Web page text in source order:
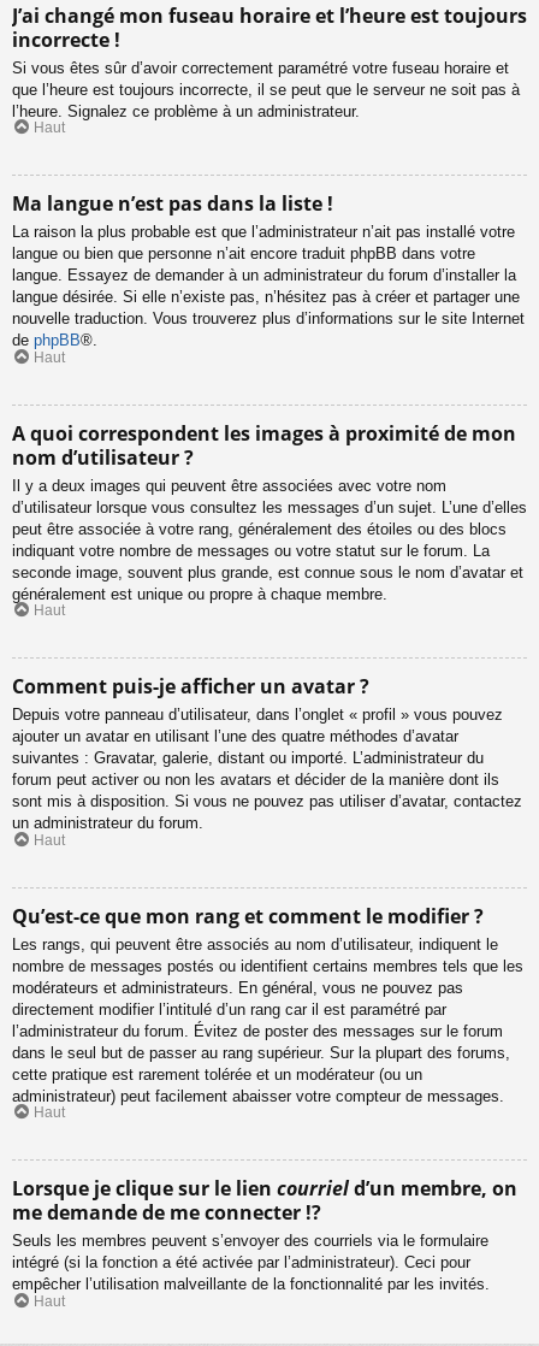
J’ai changé mon fuseau horaire et l’heure est toujours
incorrecte !
Si vous êtes sûr d’avoir correctement paramétré votre fuseau horaire et
que l’heure est toujours incorrecte, il se peut que le serveur ne soit pas à
l’heure. Signalez ce problème à un administrateur.
Haut
Ma langue n’est pas dans la liste !
La raison la plus probable est que l’administrateur n’ait pas installé votre
langue ou bien que personne n’ait encore traduit phpBB dans votre
langue. Essayez de demander à un administrateur du forum d’installer la
langue désirée. Si elle n’existe pas, n’hésitez pas à créer et partager une
nouvelle traduction. Vous trouverez plus d’informations sur le site Internet
de phpBB®.
Haut
A quoi correspondent les images à proximité de mon
nom d’utilisateur ?
Il y a deux images qui peuvent être associées avec votre nom
d’utilisateur lorsque vous consultez les messages d’un sujet. L’une d’elles
peut être associée à votre rang, généralement des étoiles ou des blocs
indiquant votre nombre de messages ou votre statut sur le forum. La
seconde image, souvent plus grande, est connue sous le nom d’avatar et
généralement est unique ou propre à chaque membre.
Haut
Comment puis-je afficher un avatar ?
Depuis votre panneau d’utilisateur, dans l’onglet « profil » vous pouvez
ajouter un avatar en utilisant l’une des quatre méthodes d’avatar
suivantes : Gravatar, galerie, distant ou importé. L’administrateur du
forum peut activer ou non les avatars et décider de la manière dont ils
sont mis à disposition. Si vous ne pouvez pas utiliser d’avatar, contactez
un administrateur du forum.
Haut
Qu’est-ce que mon rang et comment le modifier ?
Les rangs, qui peuvent être associés au nom d’utilisateur, indiquent le
nombre de messages postés ou identifient certains membres tels que les
modérateurs et administrateurs. En général, vous ne pouvez pas
directement modifier l’intitulé d’un rang car il est paramétré par
l’administrateur du forum. Évitez de poster des messages sur le forum
dans le seul but de passer au rang supérieur. Sur la plupart des forums,
cette pratique est rarement tolérée et un modérateur (ou un
administrateur) peut facilement abaisser votre compteur de messages.
Haut
Lorsque je clique sur le lien courrield’un membre, on
me demande de me connecter !?
Seuls les membres peuvent s’envoyer des courriels via le formulaire
intégré (si la fonction a été activée par l’administrateur). Ceci pour
empêcher l’utilisation malveillante de la fonctionnalité par les invités.
Haut